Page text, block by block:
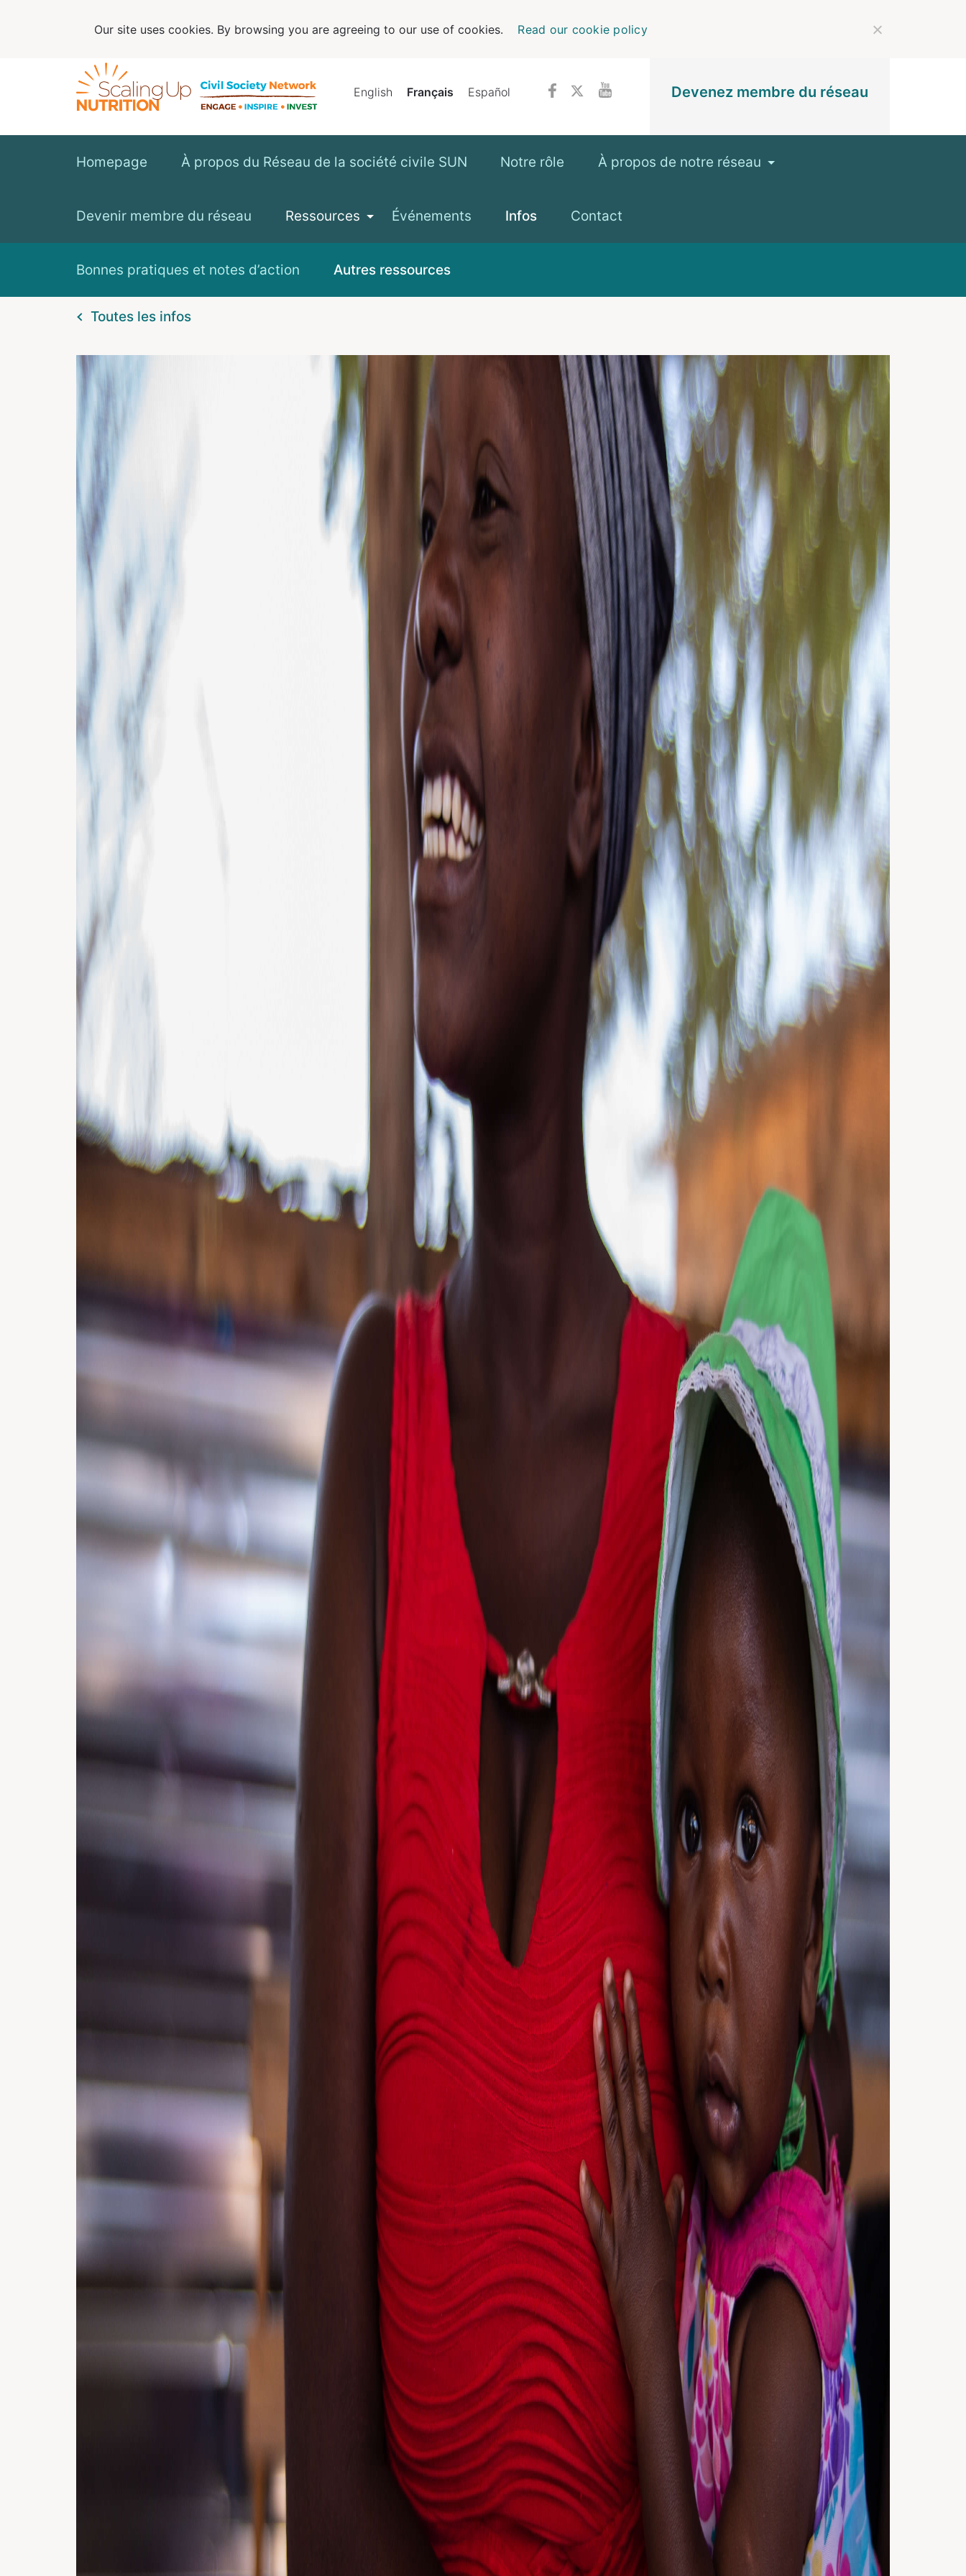
English Français Español Devenez membre du réseau
Homepage À propos du Réseau de la société civile SUN Notre rôle À propos de notre réseau
Devenir membre du réseau Ressources
Bonnes pratiques et notes d’action Autres ressources
Événements Infos Contact
Toutes les infos
Our site uses cookies. By browsing you are agreeing to our use of cookies. Read our cookie policy